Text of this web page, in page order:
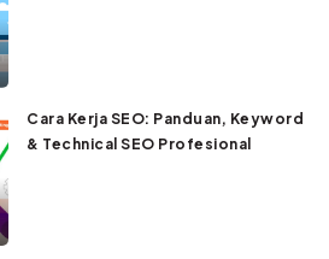
Cara Kerja SEO: Panduan, Keyword
& Technical SEO Profesional